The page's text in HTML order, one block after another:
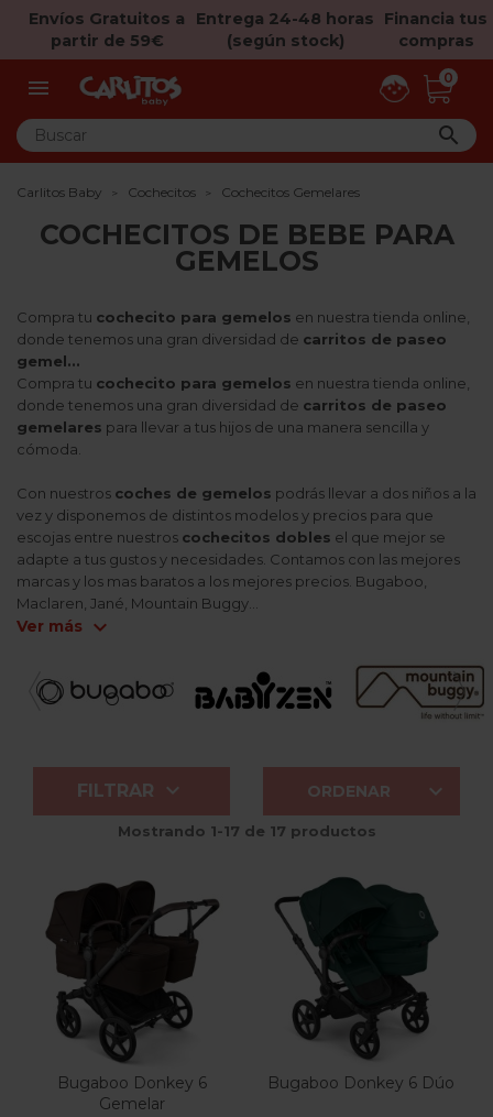
Envíos Gratuitos a
partir de 59€
Entrega 24-48 horas
(según stock)
Financia tus
compras
 0

Carlitos Baby Cochecitos Cochecitos Gemelares
COCHECITOS DE BEBE PARA
GEMELOS
Compra tu cochecito para gemelos en nuestra tienda online,
donde tenemos una gran diversidad de carritos de paseo
gemel...
Compra tu cochecito para gemelos en nuestra tienda online,
donde tenemos una gran diversidad de carritos de paseo
gemelares para llevar a tus hijos de una manera sencilla y
cómoda.
Con nuestros coches de gemelos podrás llevar a dos niños a la
vez y disponemos de distintos modelos y precios para que
escojas entre nuestros cochecitos dobles el que mejor se
adapte a tus gustos y necesidades. Contamos con las mejores
marcas y los mas baratos a los mejores precios. Bugaboo,
Maclaren, Jané, Mountain Buggy...
Ver más expand_more
ORDENAR 
FILTRAR 
Mostrando 1-17 de 17 productos
Bugaboo Donkey 6
Gemelar
Bugaboo Donkey 6 Dúo